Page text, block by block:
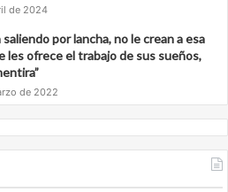
de 2024
saliendo por lancha, no le crean a esa
les ofrece el trabajo de sus sueños,
de 2022